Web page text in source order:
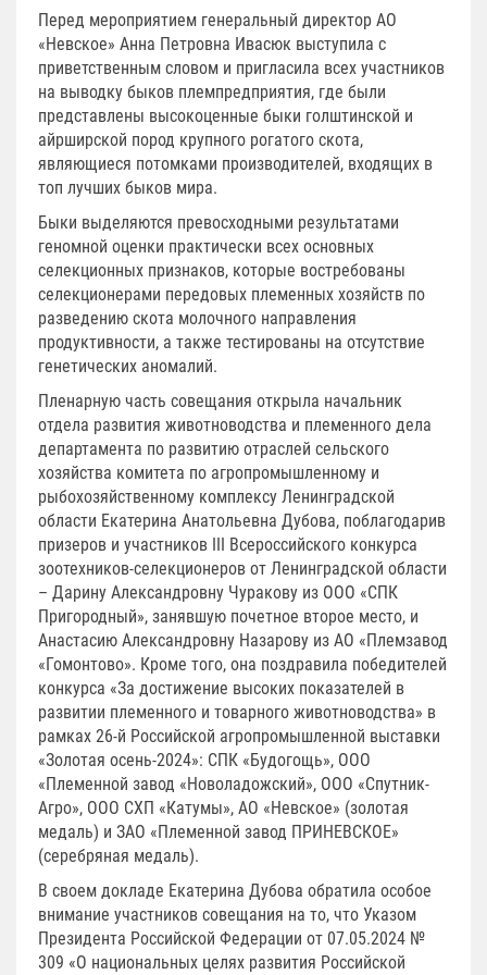
Перед мероприятием генеральный директор АО
«Невское» Анна Петровна Ивасюк выступила с
приветственным словом и пригласила всех участников
на выводку быков племпредприятия, где были
представлены высокоценные быки голштинской и
айрширской пород крупного рогатого скота,
являющиеся потомками производителей, входящих в
топ лучших быков мира.
Быки выделяются превосходными результатами
геномной оценки практически всех основных
селекционных признаков, которые востребованы
селекционерами передовых племенных хозяйств по
разведению скота молочного направления
продуктивности, а также тестированы на отсутствие
генетических аномалий.
Пленарную часть совещания открыла начальник
отдела развития животноводства и племенного дела
департамента по развитию отраслей сельского
хозяйства комитета по агропромышленному и
рыбохозяйственному комплексу Ленинградской
области Екатерина Анатольевна Дубова, поблагодарив
призеров и участников III Всероссийского конкурса
зоотехников-селекционеров от Ленинградской области
– Дарину Александровну Чуракову из ООО «СПК
Пригородный», занявшую почетное второе место, и
Анастасию Александровну Назарову из АО «Племзавод
«Гомонтово». Кроме того, она поздравила победителей
конкурса «За достижение высоких показателей в
развитии племенного и товарного животноводства» в
рамках 26-й Российской агропромышленной выставки
«Золотая осень-2024»: СПК «Будогощь», ООО
«Племенной завод «Новоладожский», ООО «Спутник-
Агро», ООО СХП «Катумы», АО «Невское» (золотая
медаль) и ЗАО «Племенной завод ПРИНЕВСКОЕ»
(серебряная медаль).
В своем докладе Екатерина Дубова обратила особое
внимание участников совещания на то, что Указом
Президента Российской Федерации от 07.05.2024 №
309 «О национальных целях развития Российской